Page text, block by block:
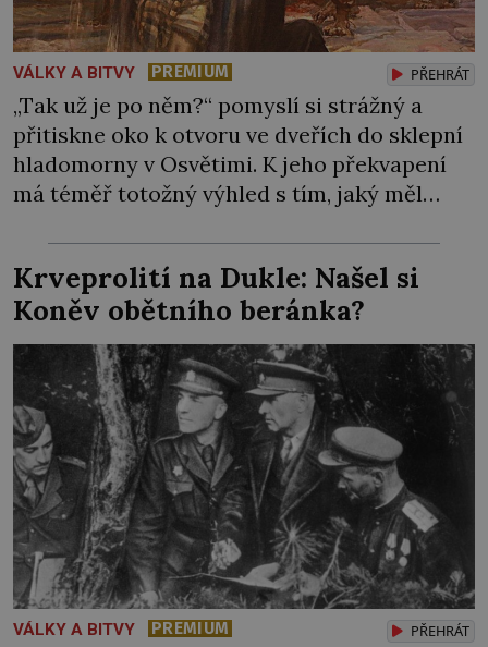
VÁLKY A BITVY PREMIUM PŘEHRÁT
„Tak už je po něm?“ pomyslí si strážný a
přitiskne oko k otvoru ve dveřích do sklepní
hladomorny v Osvětimi. K jeho překvapení
má téměř totožný výhled s tím, jaký měl
Uvězněný kněz zde mlčky sedí na podlaze s
blaženým výrazem. Esesáci by ale rádi do
kobky hodili další nebožáky, […]
Krveprolití na Dukle: Našel si
Koněv obětního beránka?
VÁLKY A BITVY PREMIUM PŘEHRÁT